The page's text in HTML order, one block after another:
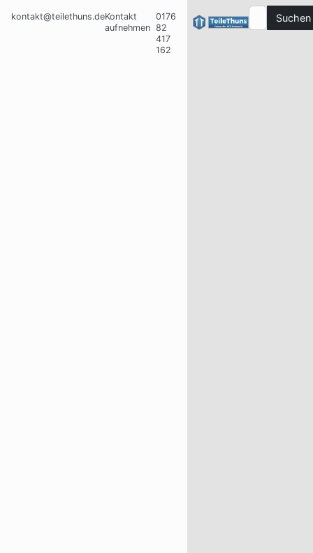
kontakt@teilethuns.deKontakt
aufnehmen
0176
82
417
162
Suchen